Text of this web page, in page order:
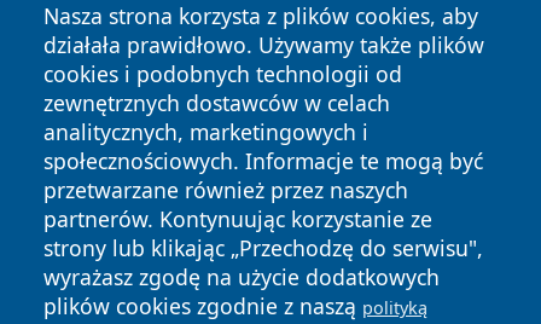
Nasza strona korzysta z plików cookies, aby
działała prawidłowo. Używamy także plików
cookies i podobnych technologii od
zewnętrznych dostawców w celach
analitycznych, marketingowych i
społecznościowych. Informacje te mogą być
przetwarzane również przez naszych
partnerów. Kontynuując korzystanie ze
strony lub klikając „Przechodzę do serwisu",
wyrażasz zgodę na użycie dodatkowych
plików cookies zgodnie z naszą polityką
Copyright © 2026 olkuszonline.pl Wszystkie prawa
zastrzeżone.
News Autorzy
Polityka
Prywatności
Polityka
Cookies